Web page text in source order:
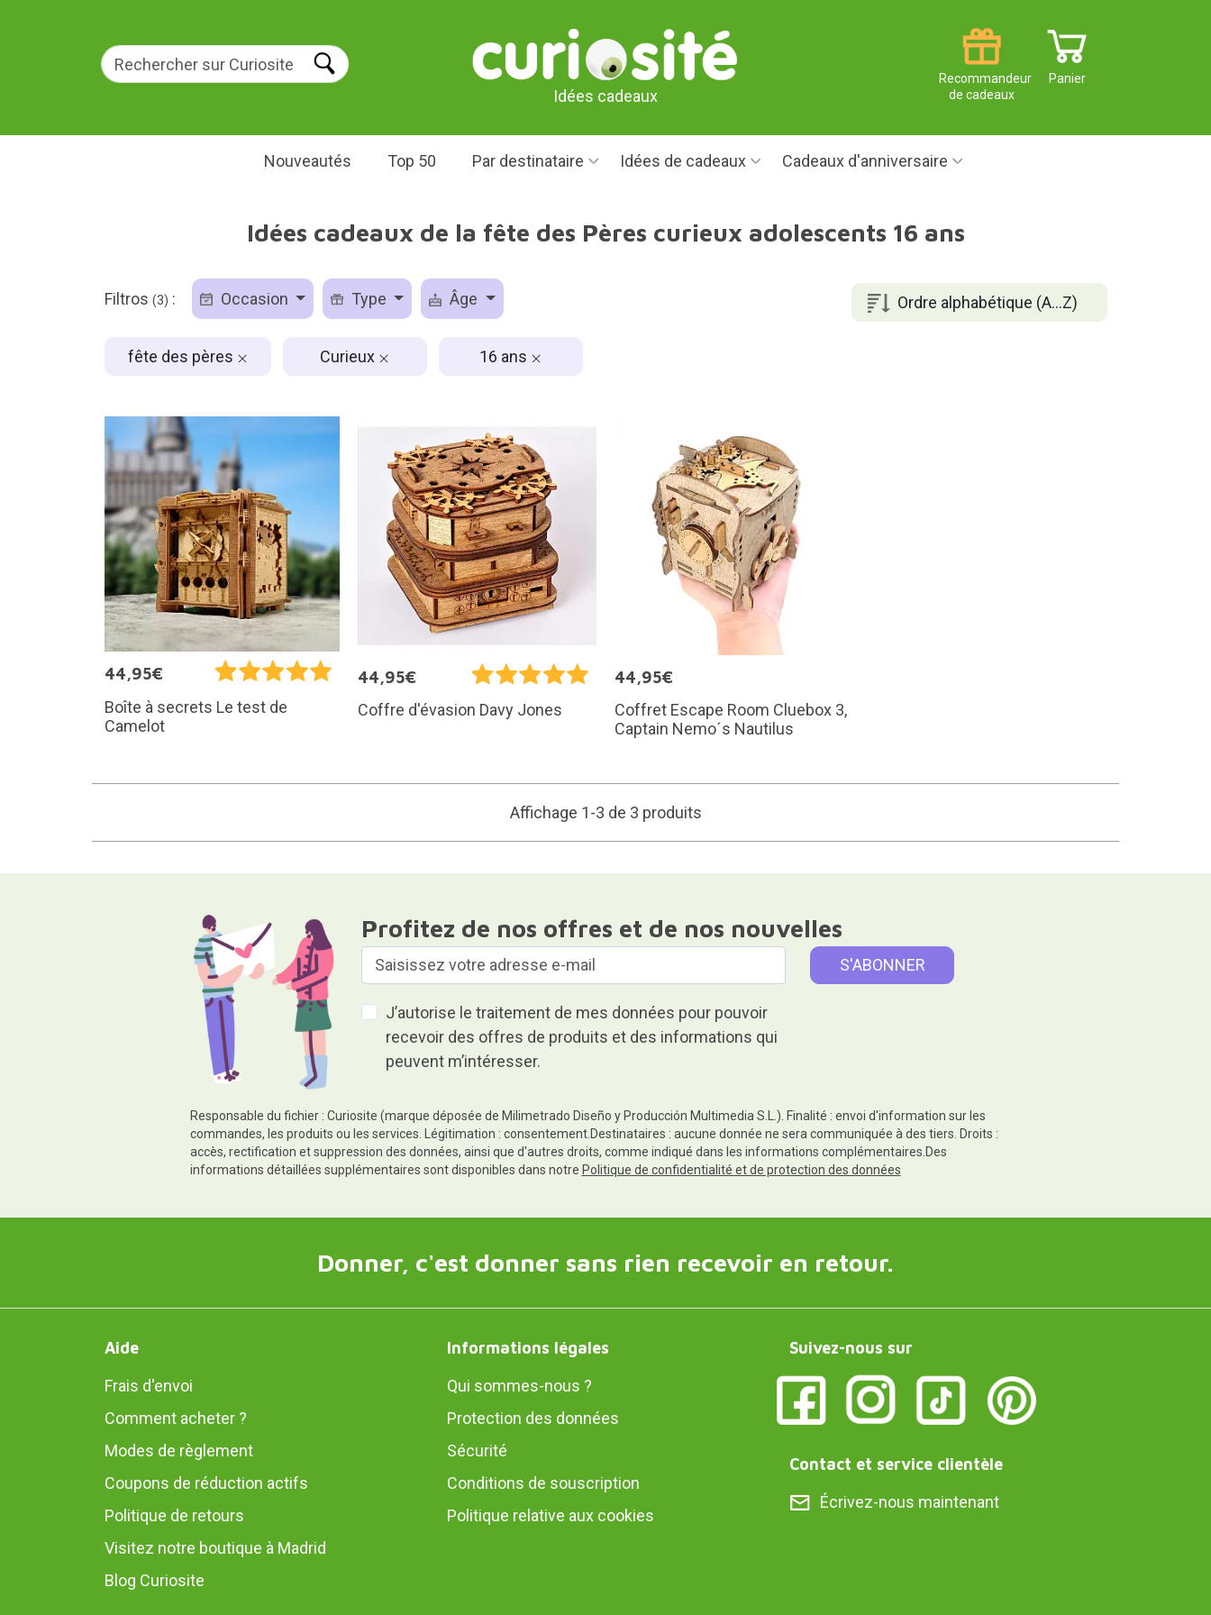
Idées cadeaux
Panier
Recommandeur
de cadeaux
Nouveautés Top 50 Par destinataire Idées de cadeaux Cadeaux d'anniversaire
Idées cadeaux de la fête des Pères curieux adolescents 16 ans
Ordre alphabétique (A...Z)
Filtros (3) : Occasion Type Âge
fête des pères Curieux 16 ans
44,95€
Boîte à secrets Le test de
Camelot
44,95€
Coffre d'évasion Davy Jones
44,95€
Coffret Escape Room Cluebox 3,
Captain Nemo´s Nautilus
Affichage 1-3 de 3 produits
Profitez de nos offres et de nos nouvelles
J’autorise le traitement de mes données pour pouvoir
recevoir des offres de produits et des informations qui
peuvent m’intéresser.
Responsable du fichier : Curiosite (marque déposée de Milimetrado Diseño y Producción Multimedia S.L.). Finalité : envoi d'information sur les
commandes, les produits ou les services. Légitimation : consentement.Destinataires : aucune donnée ne sera communiquée à des tiers. Droits :
accès, rectification et suppression des données, ainsi que d'autres droits, comme indiqué dans les informations complémentaires.Des
informations détaillées supplémentaires sont disponibles dans notre Politique de confidentialité et de protection des données
Donner, c'est donner sans rien recevoir en retour.
Aide
Frais d'envoi
Comment acheter ?
Modes de règlement
Coupons de réduction actifs
Politique de retours
Visitez notre boutique à Madrid
Blog Curiosite
Informations légales
Qui sommes-nous ?
Protection des données
Sécurité
Conditions de souscription
Politique relative aux cookies
Suivez-nous sur
Contact et service clientèle
Écrivez-nous maintenant